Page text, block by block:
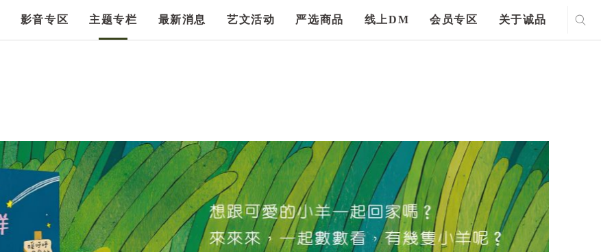
影音专区 主题专栏 最新消息 艺文活动 严选商品 线上DM 会员专区 关于诚品